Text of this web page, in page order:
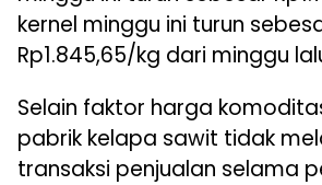
kernel minggu ini turun
Rp1.845,65/kg dari minggu
Selain faktor harga
pabrik kelapa sawit tidak
transaksi penjualan selama